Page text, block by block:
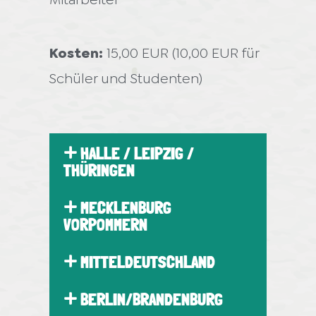
Kosten: 15,00 EUR (10,00 EUR für
Schüler und Studenten)
HALLE / LEIPZIG /
THÜRINGEN
MECKLENBURG
VORPOMMERN
MITTELDEUTSCHLAND
BERLIN/BRANDENBURG